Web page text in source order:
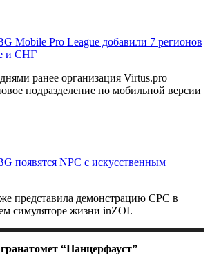
Mobile Pro League добавили 7 регионов
и СНГ
ранее организация Virtus.pro
подразделение по мобильной версии
появятся NPC с искусственным
представила демонстрацию CPC в
симуляторе жизни inZOI.
“Панцерфауст”